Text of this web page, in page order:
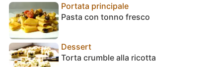
Portata principale
Pasta con tonno fresco
Dessert
Torta crumble alla ricotta